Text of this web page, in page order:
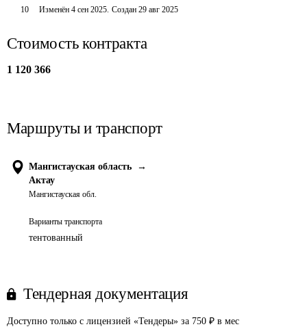
10 Изменён4 сен 2025. Создан 29 авг 2025
Стоимость контракта
1 120 366
Маршруты и транспорт
Мангистауская область
→
Актау
Мангистауская обл.
Варианты транспорта
тентованный
Тендерная документация
Доступно только с лицензией «Тендеры» за 750 ₽ в мес